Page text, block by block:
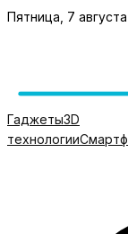
Перейти
Пятница, 7 августа
Гаджеты3D
технологии